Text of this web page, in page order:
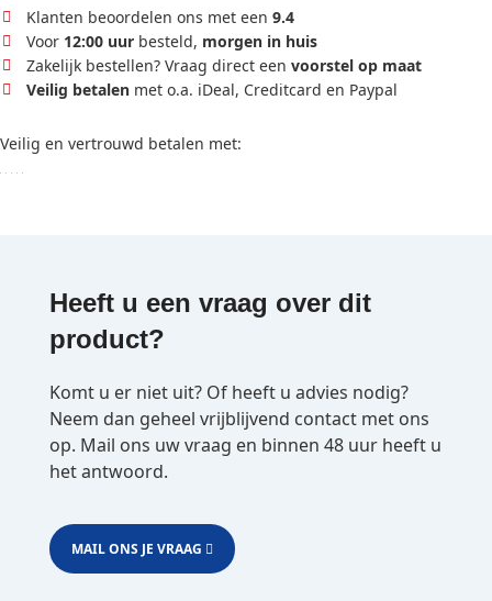
Klanten beoordelen ons met een 9.4
Voor 12:00 uur besteld, morgen in huis
Zakelijk bestellen? Vraag direct een voorstel op maat
Veilig betalen met o.a. iDeal, Creditcard en Paypal
Veilig en vertrouwd betalen met:
Heeft u een vraag over dit
product?
Komt u er niet uit? Of heeft u advies nodig?
Neem dan geheel vrijblijvend contact met ons
op. Mail ons uw vraag en binnen 48 uur heeft u
het antwoord.
MAIL ONS JE VRAAG